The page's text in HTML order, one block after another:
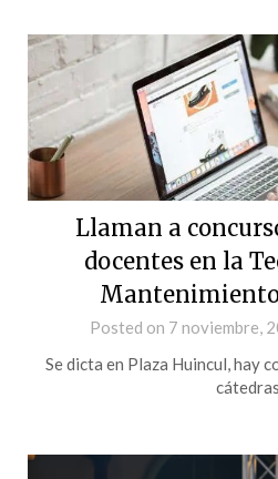
Llaman a
docentes en la
Posted on 7 noviembre,
Se dicta en Plaza Huincul, hay
cátedras